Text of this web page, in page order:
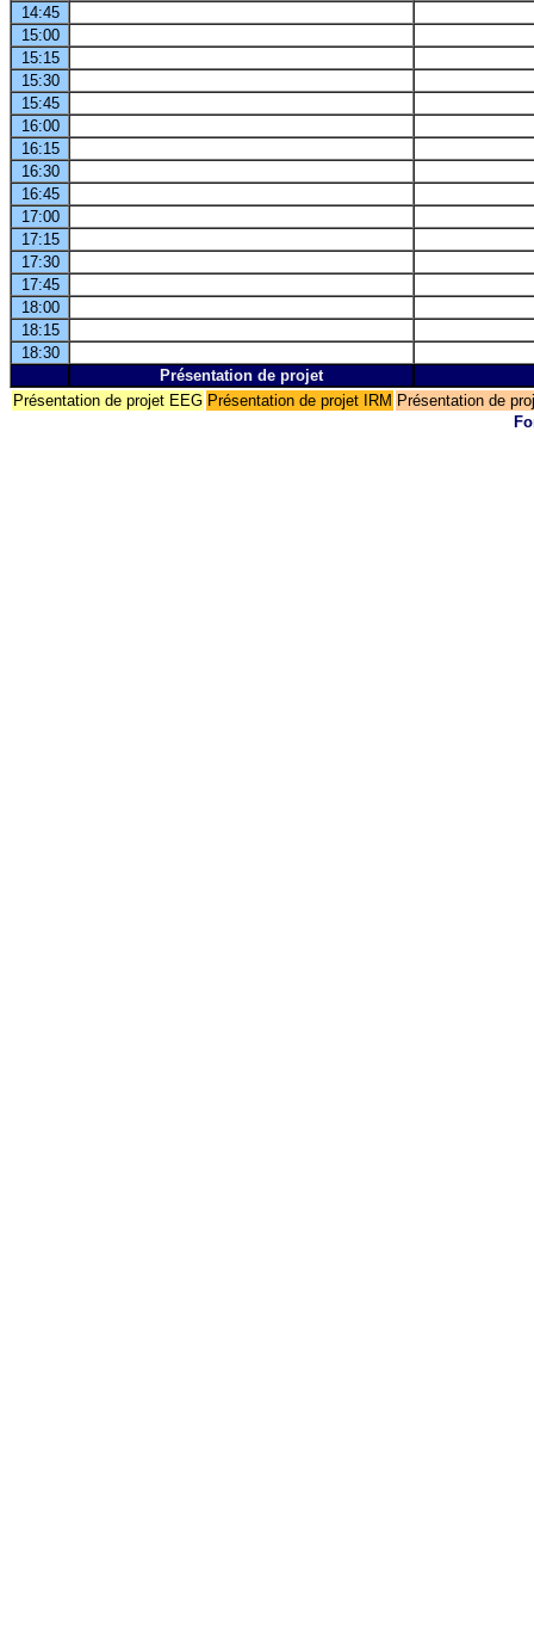
14:45
15:00
15:15
15:30
15:45
16:00
16:15
16:30
16:45
17:00
17:15
17:30
17:45
18:00
18:15
18:30
Présentation de projet
Présentation de projet EEG Présentation de projet IRM Présentation de